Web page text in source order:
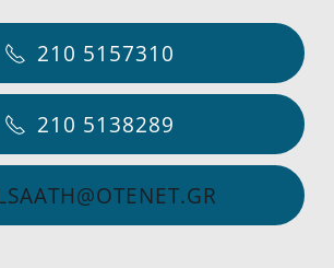
210 5157310
210 5138289